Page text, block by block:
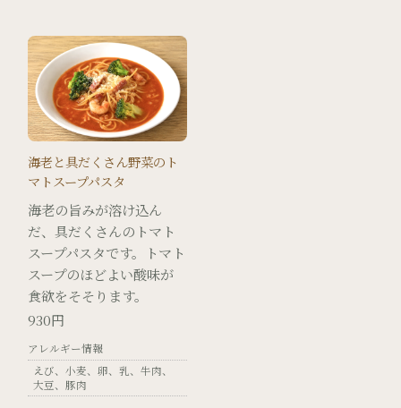
海老と具だくさん野菜のト
マトスープパスタ
海老の旨みが溶け込ん
だ、具だくさんのトマト
スープパスタです。トマト
スープのほどよい酸味が
食欲をそそります。
930円
アレルギー情報
えび
小麦 卵 乳
牛肉
大豆
豚肉